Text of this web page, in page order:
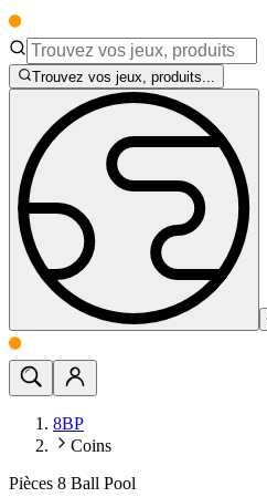
Trouvez vos jeux, produits...
8BP
Coins
Pièces 8 Ball Pool